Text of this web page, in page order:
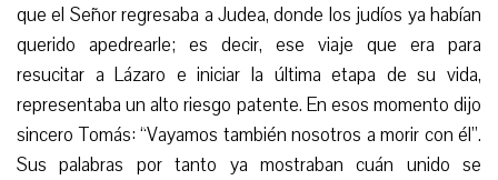
que el Señor regresaba a Judea, donde los judíos ya habían
querido apedrearle; es decir, ese viaje que era para
resucitar a Lázaro e iniciar la última etapa de su vida,
representaba un alto riesgo patente. En esos momento dijo
sincero Tomás: “Vayamos también nosotros a morir con él”.
Sus palabras por tanto ya mostraban cuán unido se